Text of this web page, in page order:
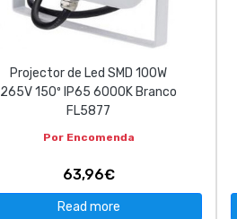
geral@luxivo.pt
Projector de Led SMD 100W
265V 150º IP65 6000K Branco
FL5877
Por Encomenda
63,96€
Read more